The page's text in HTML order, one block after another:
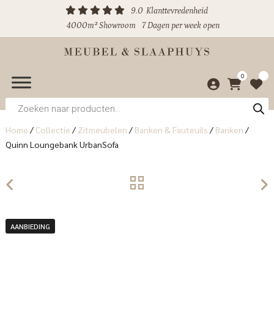
9.0 Klanttevredenheid
4000m² Showroom
7 Dagen per week open
0
Producten
zoeken
Home / Collectie / Zitmeubelen / Banken & Fauteuils / Banken /
Quinn Loungebank UrbanSofa
AANBIEDING